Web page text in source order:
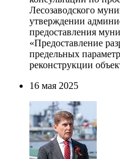
Лесозаводского
утверждении
предоставления
«Предоставление
предельных
реконструкции
16 мая 2025